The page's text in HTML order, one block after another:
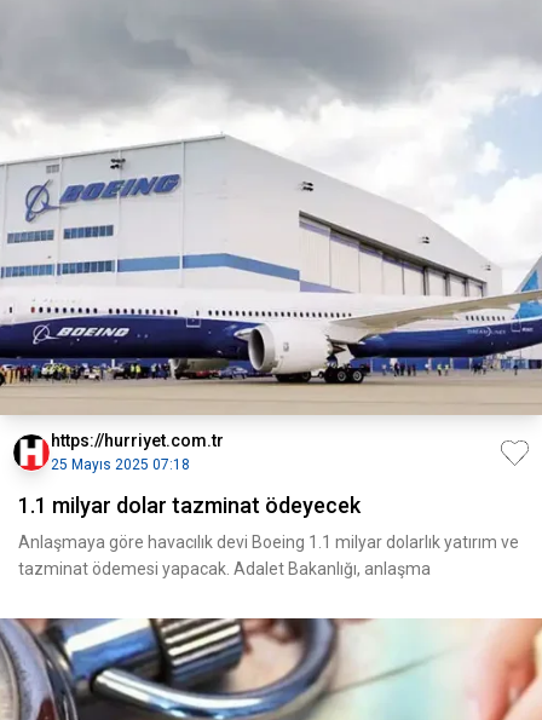
https://hurriyet.com.tr
25 Mayıs 2025 07:18
1.1 milyar dolar tazminat ödeyecek
Anlaşmaya göre havacılık devi Boeing 1.1 milyar dolarlık yatırım ve
tazminat ödemesi yapacak. Adalet Bakanlığı, anlaşma